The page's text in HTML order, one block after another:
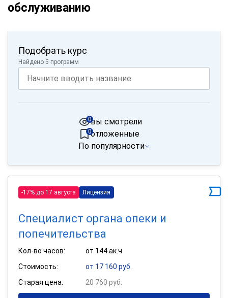
обслуживанию
Подобрать курс
Найдено 5 программ
вы смотрели
0
отложенные
0
По популярности
-17% до 17 августа Лицензия
Специалист органа опеки и
попечительства
Кол-во часов:
от 144 ак.ч
Стоимость:
от 17 160 руб.
Старая цена:
20 760 руб.